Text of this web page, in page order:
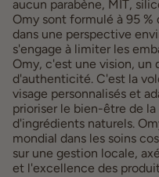
aucun parabène, MIT,
Omy sont formulé à 95 %
dans une perspective
s'engage à limiter les
Omy, c'est une vision,
d'authenticité. C'est la
visage personnalisés et
prioriser le bien-être de
d'ingrédients naturels.
mondial dans les soins
sur une gestion locale,
et l'excellence des